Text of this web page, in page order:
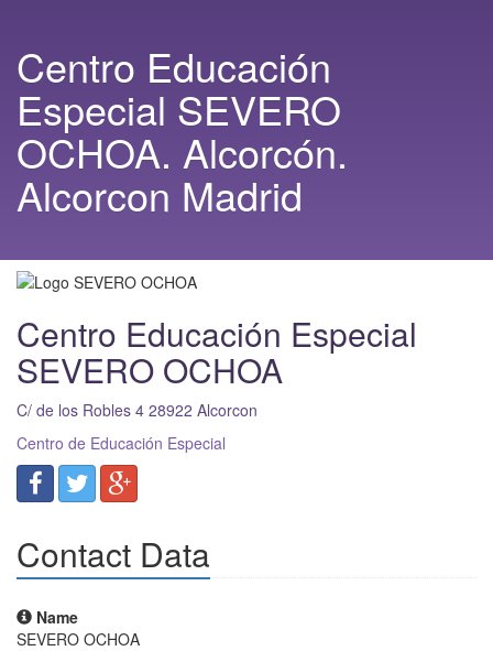
Centro Educación
Especial SEVERO
OCHOA. Alcorcón.
Alcorcon Madrid
Centro Educación Especial
SEVERO OCHOA
C/ de los Robles 4 28922 Alcorcon
Centro de Educación Especial
Contact Data
Name
SEVERO OCHOA